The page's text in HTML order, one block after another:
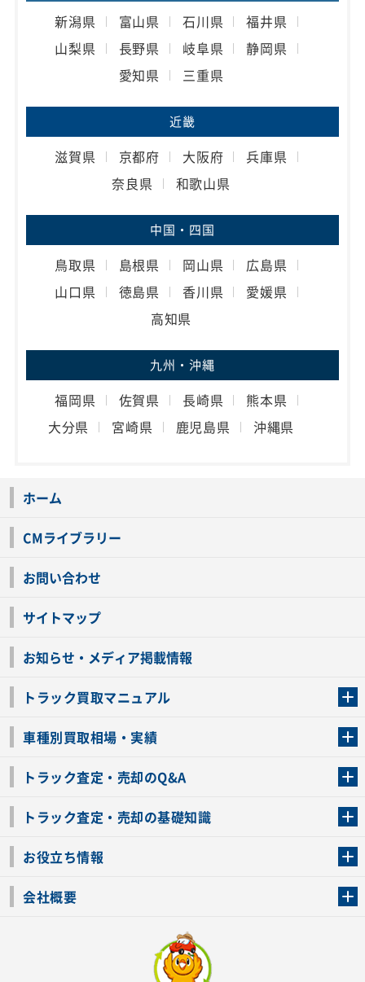
新潟県 富山県 石川県
福井県
山梨県
長野県 岐阜県
静岡県
愛知県
三重県
近畿
滋賀県 京都府 大阪府
兵庫県
奈良県
和歌山県
中国・四国
鳥取県 島根県 岡山県
広島県
山口県
徳島県 香川県
愛媛県
高知県
九州・沖縄
福岡県 佐賀県 長崎県
熊本県
大分県
宮崎県 鹿児島県 沖縄県
ホーム
CMライブラリー
お問い合わせ
サイトマップ
お知らせ・メディア掲載情報
トラック買取マニュアル
車種別買取相場・実績
トラック査定・売却のQ&A
トラック査定・売却の基礎知識
お役立ち情報
会社概要